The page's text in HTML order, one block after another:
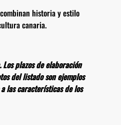
historia y estilo
canaria.
plazos de elaboración
del listado son ejemplos
las características de los